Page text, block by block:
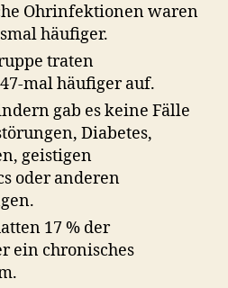
Ohrinfektionen waren
häufiger.
traten
mal häufiger auf.
gab es keine Fälle
Diabetes,
geistigen
oder anderen
17 % der
ein chronisches